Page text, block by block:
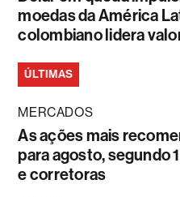
moedas da América
colombiano lidera
ÚLTIMAS
MERCADOS
As ações mais
para agosto, segundo
e corretoras